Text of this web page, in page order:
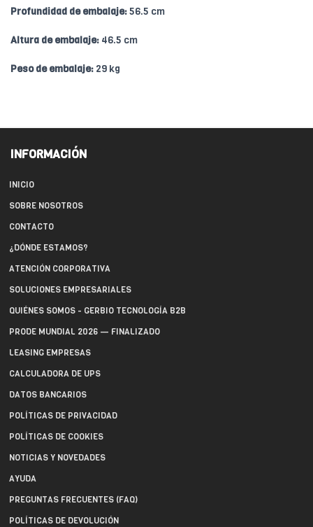
Profundidad de embalaje:56.5 cm
Altura de embalaje: 46.5 cm
Peso de embalaje: 29 kg
INFORMACIÓN
INICIO
SOBRE NOSOTROS
CONTACTO
¿DÓNDE ESTAMOS?
ATENCIÓN CORPORATIVA
SOLUCIONES EMPRESARIALES
QUIÉNES SOMOS - GERBIO TECNOLOGÍA B2B
PRODE MUNDIAL 2026 — FINALIZADO
LEASING EMPRESAS
CALCULADORA DE UPS
DATOS BANCARIOS
POLÍTICAS DE PRIVACIDAD
POLÍTICAS DE COOKIES
NOTICIAS Y NOVEDADES
AYUDA
PREGUNTAS FRECUENTES (FAQ)
POLÍTICAS DE DEVOLUCIÓN